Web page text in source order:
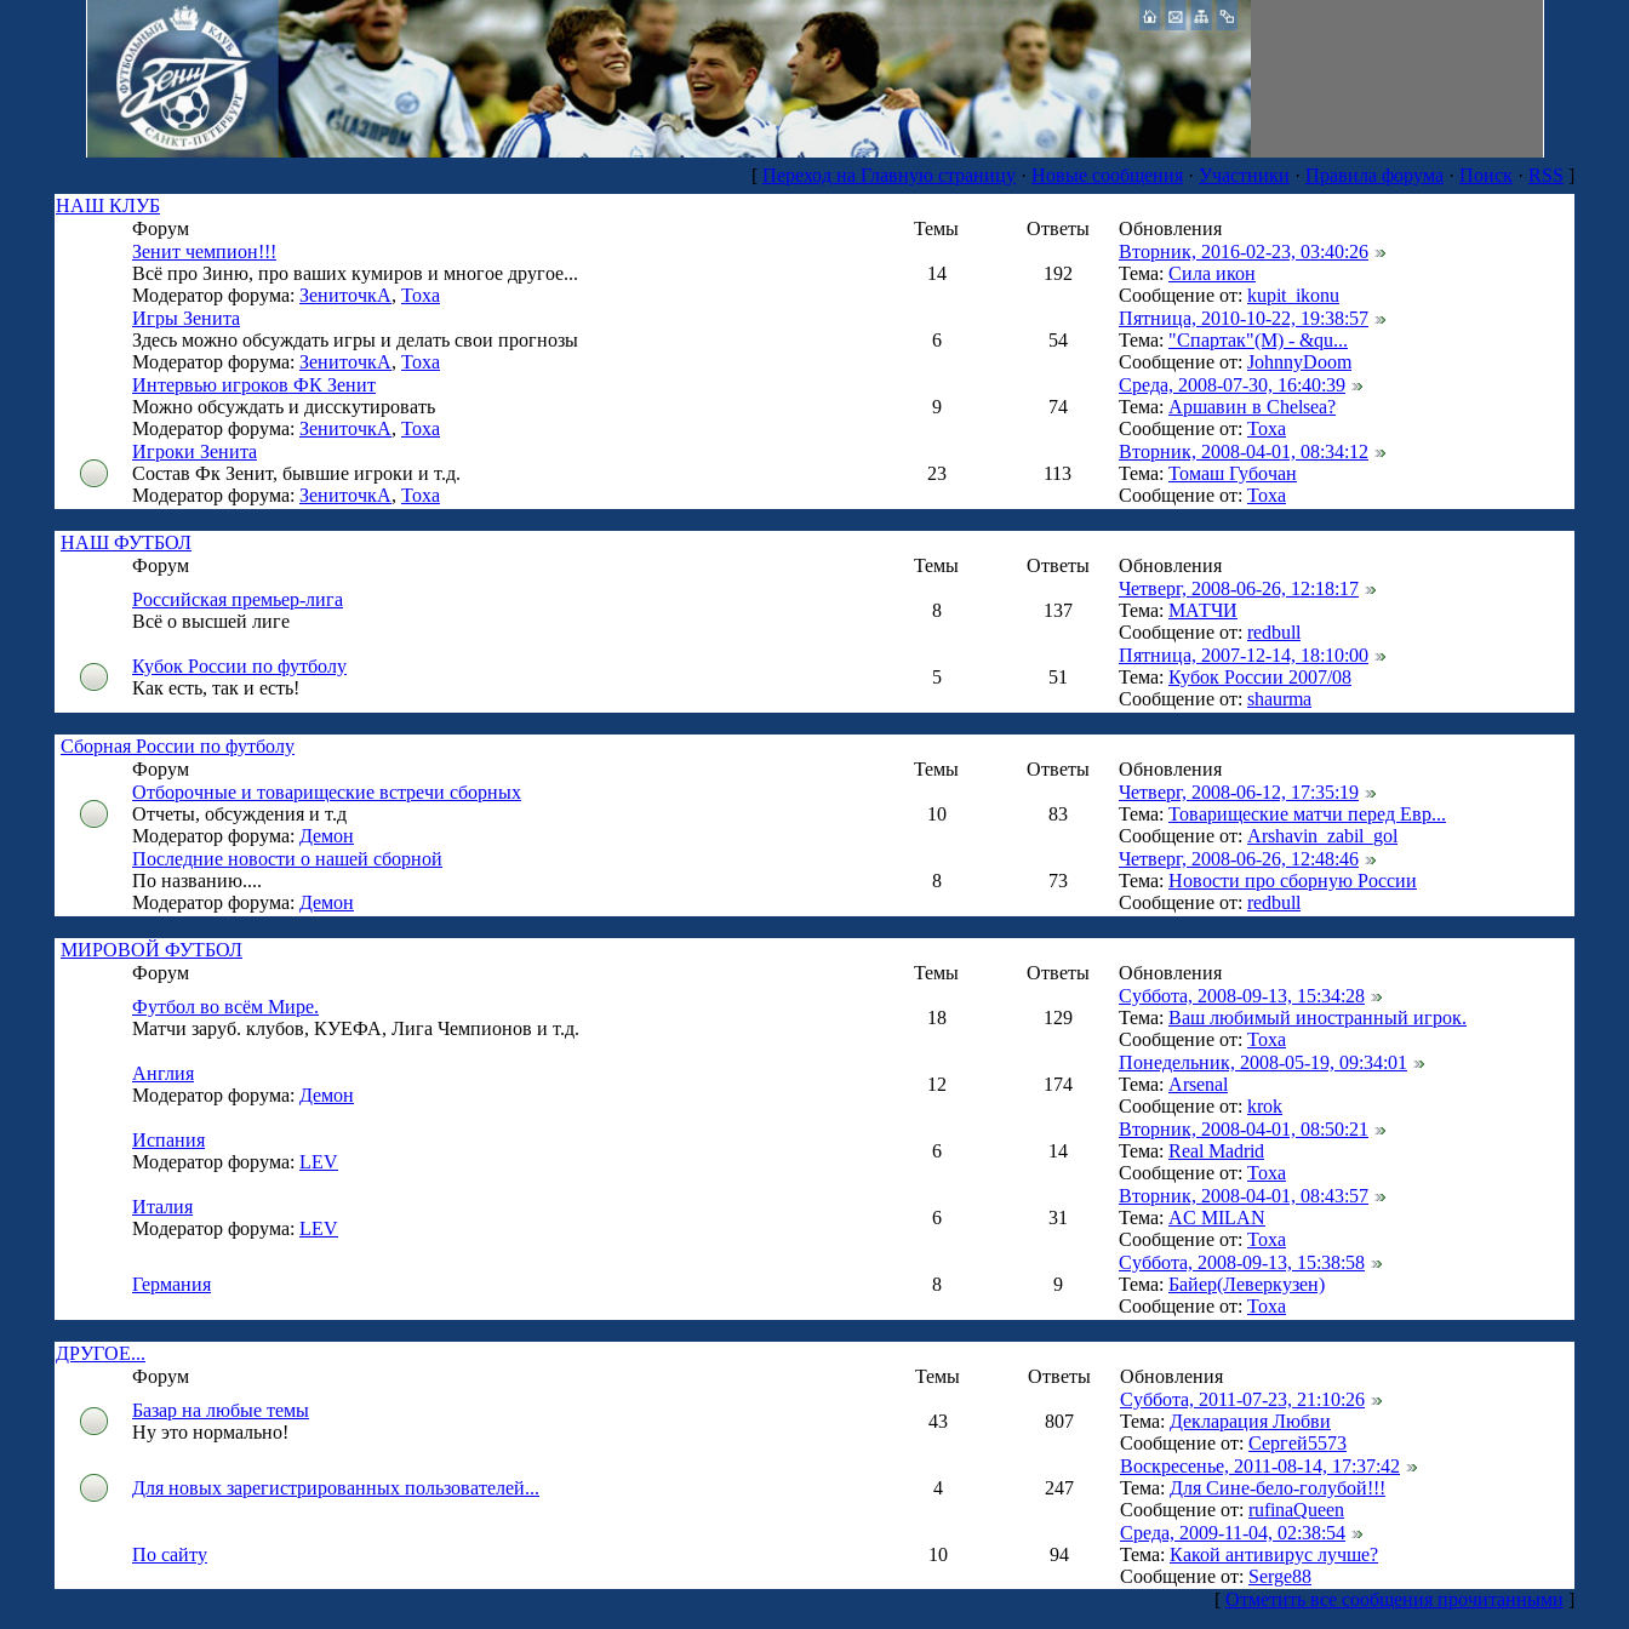
[ Переход на Главную страницу · Новые сообщения · Участники · Правила форума · Поиск · RSS ]
НАШ КЛУБ
Форум
Темы Ответы
Обновления
Зенит чемпион!!!
Всё про Зиню, про ваших кумиров и многое другое...
Модератор форума: ЗениточкА, Тоха
14 192
Вторник, 2016-02-23, 03:40:26
Тема: Сила икон
Сообщение от: kupit_ikonu
Игры Зенита
Здесь можно обсуждать игры и делать свои прогнозы
Модератор форума: ЗениточкА, Тоха
6 54
Пятница, 2010-10-22, 19:38:57
Тема: "Спартак"(М) - &qu...
Сообщение от: JohnnyDoom
Интервью игроков ФК Зенит
Можно обсуждать и дисскутировать
Модератор форума: ЗениточкА, Тоха
9 74
Среда, 2008-07-30, 16:40:39
Тема: Аршавин в Chelsea?
Сообщение от: Тоха
Игроки Зенита
Состав Фк Зенит, бывшие игроки и т.д.
Модератор форума: ЗениточкА, Тоха
23 113
Вторник, 2008-04-01, 08:34:12
Тема: Томаш Губочан
Сообщение от: Тоха
НАШ ФУТБОЛ
Форум
Темы Ответы
Обновления
Российская премьер-лига
Всё о высшей лиге
8 137
Четверг, 2008-06-26, 12:18:17
Тема: МАТЧИ
Сообщение от: redbull
Кубок России по футболу
Как есть, так и есть!
5 51
Пятница, 2007-12-14, 18:10:00
Тема: Кубок России 2007/08
Сообщение от: shaurma
Сборная России по футболу
Форум
Темы Ответы
Обновления
Отборочные и товарищеские встречи сборных
Отчеты, обсуждения и т.д
Модератор форума: Демон
10 83
Четверг, 2008-06-12, 17:35:19
Тема: Товарищеские матчи перед Евр...
Сообщение от: Arshavin_zabil_gol
Последние новости о нашей сборной
По названию....
Модератор форума: Демон
8 73
Четверг, 2008-06-26, 12:48:46
Тема: Новости про сборную России
Сообщение от: redbull
МИРОВОЙ ФУТБОЛ
Форум
Темы Ответы
Обновления
Футбол во всём Мире.
Матчи заруб. клубов, КУЕФА, Лига Чемпионов и т.д.
18 129
Суббота, 2008-09-13, 15:34:28
Тема: Ваш любимый иностранный игрок.
Сообщение от: Тоха
Англия
Модератор форума: Демон
12 174
Понедельник, 2008-05-19, 09:34:01
Тема: Arsenal
Сообщение от: krok
Испания
Модератор форума: LEV
6 14
Вторник, 2008-04-01, 08:50:21
Тема: Real Madrid
Сообщение от: Тоха
Италия
Модератор форума: LEV
6 31
Вторник, 2008-04-01, 08:43:57
Тема: AC MILAN
Сообщение от: Тоха
Германия 8 9
Суббота, 2008-09-13, 15:38:58
Тема: Байер(Леверкузен)
Сообщение от: Тоха
ДРУГОЕ...
Форум
Темы Ответы
Обновления
Базар на любые темы
Ну это нормально!
43 807
Суббота, 2011-07-23, 21:10:26
Тема: Декларация Любви
Сообщение от: Сергей5573
Для новых зарегистрированных пользователей... 4 247
Воскресенье, 2011-08-14, 17:37:42
Тема: Для Сине-бело-голубой!!!
Сообщение от: rufinaQueen
По сайту 10 94
Среда, 2009-11-04, 02:38:54
Тема: Какой антивирус лучше?
Сообщение от: Serge88
[ Отметить все сообщения прочитанными ]